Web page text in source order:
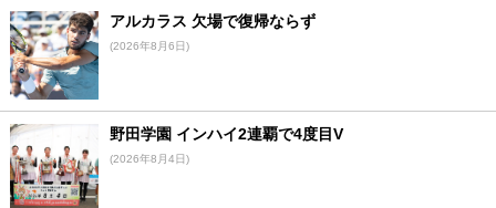
アルカラス 欠場で復帰ならず
(2026年8月6日)
野田学園 インハイ2連覇で4度目V
(2026年8月4日)